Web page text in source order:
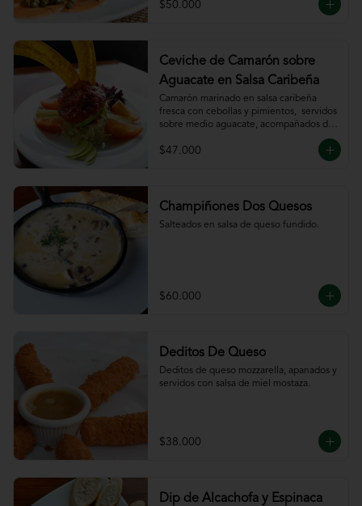
$50.000
Ceviche de Camarón sobre
Aguacate en Salsa Caribeña
Camarón marinado en salsa caribeña
fresca con cebollas y pimientos,  servidos
sobre medio aguacate, acompañados de
$47.000
Champiñones Dos Quesos
Salteados en salsa de queso fundido.
$60.000
Deditos De Queso
Deditos de queso mozzarella, apanados y
servidos con salsa de miel mostaza.
$38.000
Dip de Alcachofa y Espinaca